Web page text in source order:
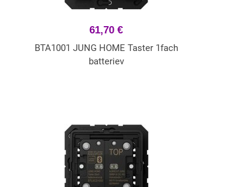
61,70 €
BTA1001 JUNG HOME Taster 1fach
batteriev